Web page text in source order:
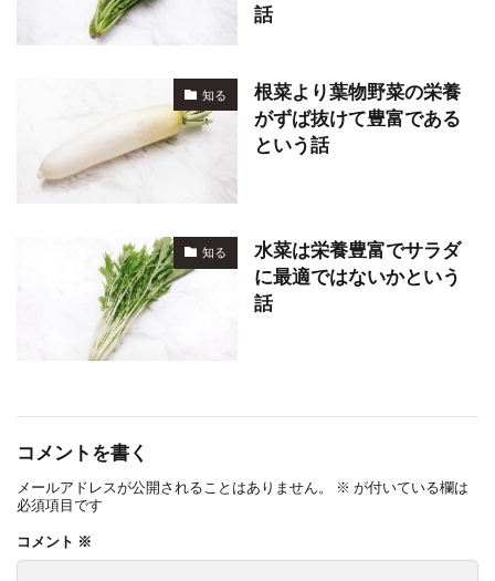
話
知る
根菜より葉物野菜の栄養
がずば抜けて豊富である
という話
知る
水菜は栄養豊富でサラダ
に最適ではないかという
話
コメントを書く
メールアドレスが公開されることはありません。 ※ が付いている欄は
必須項目です
コメント ※